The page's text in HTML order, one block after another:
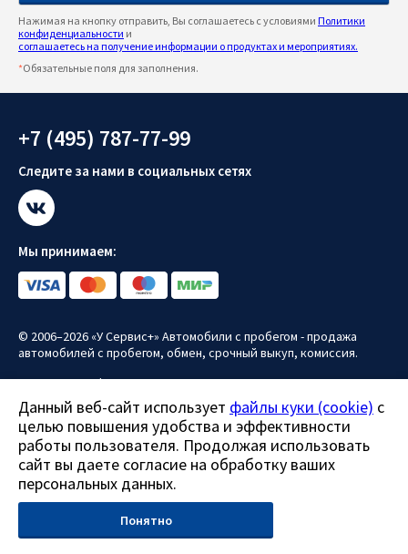
Нажимая на кнопку отправить, Вы соглашаетесь с условиями Политики
конфиденциальности и
соглашаетесь на получение информации о продуктах и мероприятиях.
*Обязательные поля для заполнения.
+7 (495) 787-77-99
Следите за нами в социальных сетях
Мы принимаем:
© 2006–2026 «У Сервис+» Автомобили с пробегом - продажа
автомобилей с пробегом, обмен, срочный выкуп, комиссия.
Политика конфиденциальности
Политика использования файлов куки (cookie)
Согласие на обработку персональных данных
Все права защищены.
Данный сайт носит информационно-справочный характер и ни
при каких условиях не является публичной офертой.
Данный веб-сайт использует файлы куки (cookie) с
целью повышения удобства и эффективности
работы пользователя. Продолжая использовать
сайт вы даете согласие на обработку ваших
персональных данных.
Понятно